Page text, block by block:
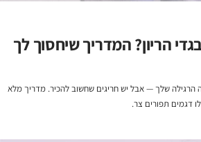
הריון? המדריך שיחסוך לך
שלך — אבל יש חריגים שחשוב להכיר. מדריך מלא
דגמים תפורים צר.